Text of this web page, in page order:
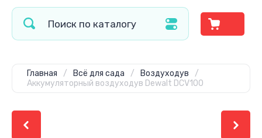
Главная / Всё для сада / Воздуходув
/
Аккумуляторный воздуходув Dewalt DCV100